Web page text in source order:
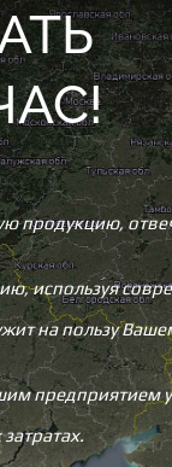
продукцию,
используя
на пользу
предприятием